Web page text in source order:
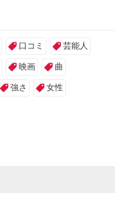
口コミ 芸能人
映画 曲
強さ 女性